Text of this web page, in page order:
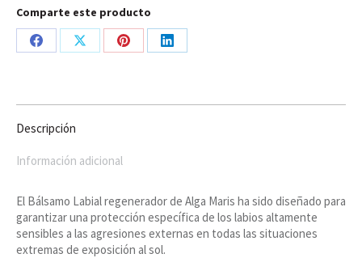
Comparte este producto
Share
Share
Share
Share
Descripción
Información adicional
El Bálsamo Labial regenerador de Alga Maris ha sido diseñado para
garantizar una protección específica de los labios altamente
sensibles a las agresiones externas en todas las situaciones
extremas de exposición al sol.